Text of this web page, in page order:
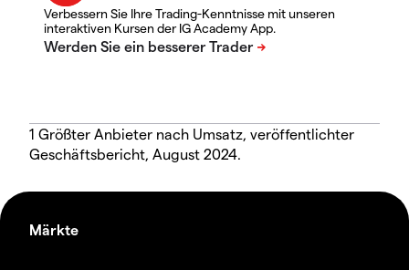
Verbessern Sie Ihre Trading-Kenntnisse mit unseren
interaktiven Kursen der IG Academy App.
1 Größter Anbieter nach Umsatz, veröffentlichter
Geschäftsbericht, August 2024.
Märkte